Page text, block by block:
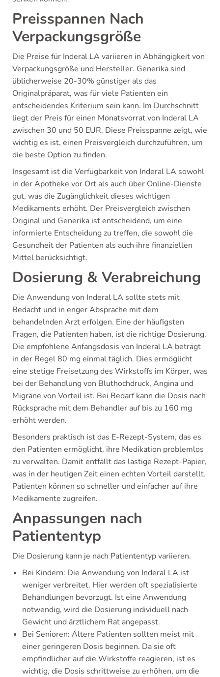
Preisspannen Nach
Verpackungsgröße
Die Preise für Inderal LA variieren in Abhängigkeit von
Verpackungsgröße und Hersteller. Generika sind
üblicherweise 20-30% günstiger als das
Originalpräparat, was für viele Patienten ein
entscheidendes Kriterium sein kann. Im Durchschnitt
liegt der Preis für einen Monatsvorrat von Inderal LA
zwischen 30 und 50 EUR. Diese Preisspanne zeigt, wie
wichtig es ist, einen Preisvergleich durchzuführen, um
die beste Option zu finden.
Insgesamt ist die Verfügbarkeit von Inderal LA sowohl
in der Apotheke vor Ort als auch über Online-Dienste
gut, was die Zugänglichkeit dieses wichtigen
Medikaments erhöht. Der Preisvergleich zwischen
Original und Generika ist entscheidend, um eine
informierte Entscheidung zu treffen, die sowohl die
Gesundheit der Patienten als auch ihre finanziellen
Mittel berücksichtigt.
Dosierung & Verabreichung
Die Anwendung von Inderal LA sollte stets mit
Bedacht und in enger Absprache mit dem
behandelnden Arzt erfolgen. Eine der häufigsten
Fragen, die Patienten haben, ist die richtige Dosierung.
Die empfohlene Anfangsdosis von Inderal LA beträgt
in der Regel 80 mg einmal täglich. Dies ermöglicht
eine stetige Freisetzung des Wirkstoffs im Körper, was
bei der Behandlung von Bluthochdruck, Angina und
Migräne von Vorteil ist. Bei Bedarf kann die Dosis nach
Rücksprache mit dem Behandler auf bis zu 160 mg
erhöht werden.
Besonders praktisch ist das E-Rezept-System, das es
den Patienten ermöglicht, ihre Medikation problemlos
zu verwalten. Damit entfällt das lästige Rezept-Papier,
was in der heutigen Zeit einen echten Vorteil darstellt.
Patienten können so schneller und einfacher auf ihre
Medikamente zugreifen.
Anpassungen nach
Patiententyp
Die Dosierung kann je nach Patiententyp variieren.
Bei Kindern: Die Anwendung von Inderal LA ist
weniger verbreitet. Hier werden oft spezialisierte
Behandlungen bevorzugt. Ist eine Anwendung
notwendig, wird die Dosierung individuell nach
Gewicht und ärztlichem Rat angepasst.
Bei Senioren: Ältere Patienten sollten meist mit
einer geringeren Dosis beginnen. Da sie oft
empfindlicher auf die Wirkstoffe reagieren, ist es
wichtig, die Dosis schrittweise zu erhöhen, um die